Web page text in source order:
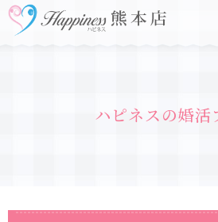
ハピネスの婚活